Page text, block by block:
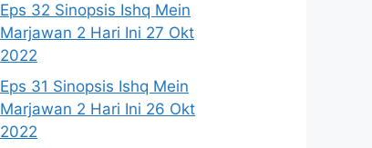
Eps 32 Sinopsis Ishq Mein
Marjawan 2 Hari Ini 27 Okt
2022
Eps 31 Sinopsis Ishq Mein
Marjawan 2 Hari Ini 26 Okt
2022